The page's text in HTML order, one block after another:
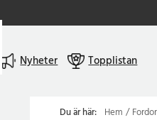
Nyheter Topplistan
Du är här: Hem